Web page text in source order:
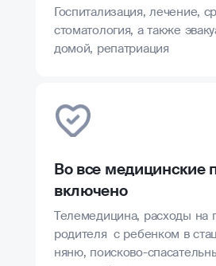
Госпитализация, лечение,
стоматология, а также
домой, репатриация
Во все медицинские
включено
Телемедицина, расходы на
родителя с ребенком в
няню, поисково-